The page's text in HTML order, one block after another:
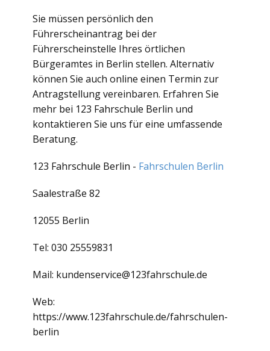
Sie müssen persönlich den
Führerscheinantrag bei der
Führerscheinstelle Ihres örtlichen
Bürgeramtes in Berlin stellen. Alternativ
können Sie auch online einen Termin zur
Antragstellung vereinbaren. Erfahren Sie
mehr bei 123 Fahrschule Berlin und
kontaktieren Sie uns für eine umfassende
Beratung.
123 Fahrschule Berlin - Fahrschulen Berlin
Saalestraße 82
12055 Berlin
Tel: 030 25559831
Mail: kundenservice@123fahrschule.de
Web:
https://www.123fahrschule.de/fahrschulen-
berlin